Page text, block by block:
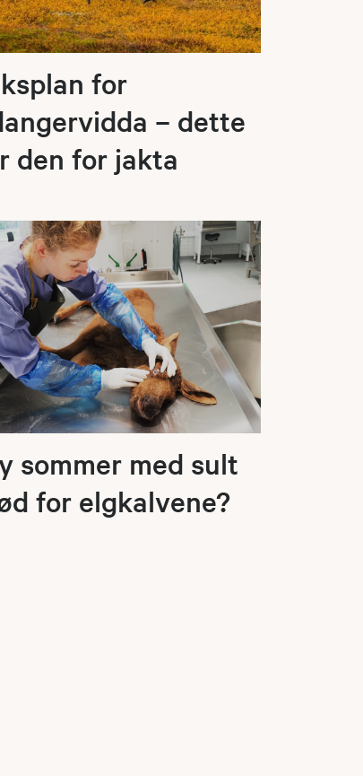
for
– dette
den for jakta
sommer med sult
for elgkalvene?